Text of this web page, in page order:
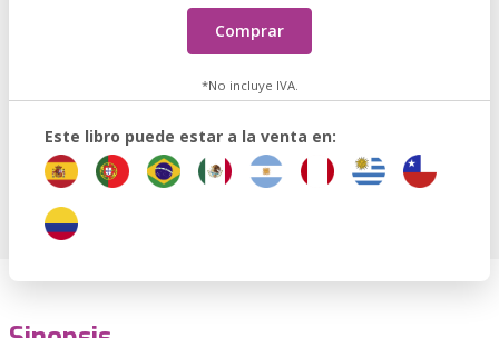
Comprar
*No incluye IVA.
Este libro puede estar a la venta en: